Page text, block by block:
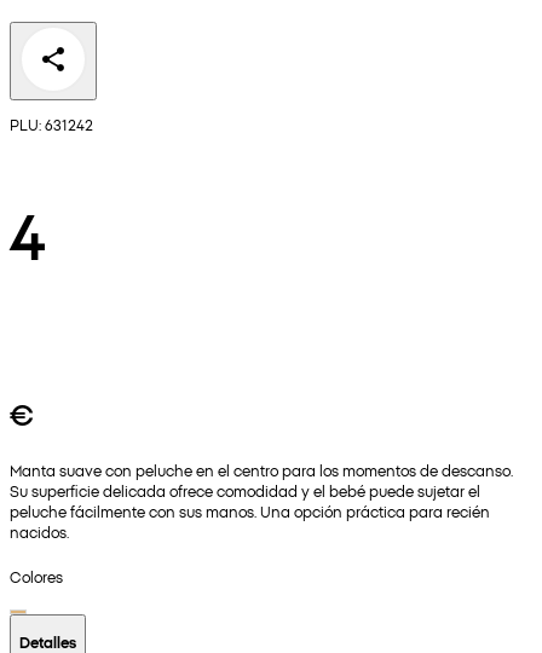
PLU: 631242
4
€
Manta suave con peluche en el centro para los momentos de descanso.
Su superficie delicada ofrece comodidad y el bebé puede sujetar el
peluche fácilmente con sus manos. Una opción práctica para recién
nacidos.
Colores
Detalles